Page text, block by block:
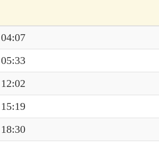
04:07
05:33
12:02
15:19
18:30